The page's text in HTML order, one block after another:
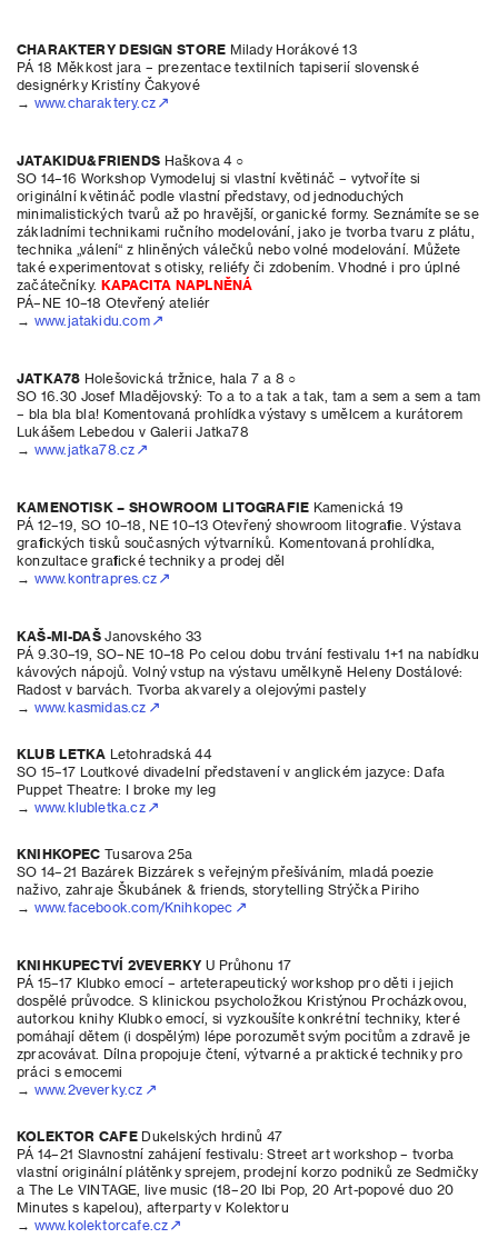
CHARAKTERY DESIGN STORE Milady Horákové 13
PÁ 18 Měkkost jara – prezentace textilních tapiserií slovenské
designérky Kristíny Čakyové
→ www.charaktery.cz
JATAKIDU&FRIENDSHaškova 4 ○
SO 14–16 Workshop Vymodeluj si vlastní květináč – vytvoříte si
originální květináč podle vlastní představy, od jednoduchých
minimalistických tvarů až po hravější, organické formy. Seznámíte se se
základními technikami ručního modelování, jako je tvorba tvaru z plátu,
technika „válení“ z hliněných válečků nebo volné modelování. Můžete
také experimentovat s otisky, reliéfy či zdobením. Vhodné i pro úplné
začátečníky. KAPACITA NAPLNĚNÁ
PÁ–NE 10–18 Otevřený ateliér
→ www.jatakidu.com
JATKA78 Holešovická tržnice, hala 7 a 8 ○
SO 16.30 Josef Mladějovský: To a to a tak a tak, tam a sem a sem a tam
– bla bla bla! Komentovaná prohlídka výstavy s umělcem a kurátorem
Lukášem Lebedou v Galerii Jatka78
→ www.jatka78.cz
KAMENOTISK – SHOWROOM LITOGRAFIE Kamenická 19
PÁ 12–19, SO 10–18, NE 10–13 Otevřený showroom litografie. Výstava
grafických tisků současných výtvarníků. Komentovaná prohlídka,
konzultace grafické techniky a prodej děl
→ www.kontrapres.cz
KAŠ-MI-DAŠJanovského 33
PÁ 9.30–19, SO–NE 10–18 Po celou dobu trvání festivalu 1+1 na nabídku
kávových nápojů. Volný vstup na výstavu umělkyně Heleny Dostálové:
Radost v barvách. Tvorba akvarely a olejovými pastely
→ www.kasmidas.cz
KLUB LETKA Letohradská 44
SO 15–17 Loutkové divadelní představení v anglickém jazyce: Dafa
Puppet Theatre: I broke my leg
→ www.klubletka.cz
KNIHKOPEC Tusarova 25a
SO 14–21 Bazárek Bizzárek s veřejným přešíváním, mladá poezie
naživo, zahraje Škubánek & friends, storytelling Strýčka Piriho
→ www.facebook.com/Knihkopec
KNIHKUPECTVÍ 2VEVERKY U Průhonu 17
PÁ 15–17 Klubko emocí – arteterapeutický workshop pro děti i jejich
dospělé průvodce. S klinickou psycholožkou Kristýnou Procházkovou,
autorkou knihy Klubko emocí, si vyzkoušíte konkrétní techniky, které
pomáhají dětem (i dospělým) lépe porozumět svým pocitům a zdravě je
zpracovávat. Dílna propojuje čtení, výtvarné a praktické techniky pro
práci s emocemi
→ www.2veverky.cz
KOLEKTOR CAFEDukelských hrdinů 47
PÁ 14–21 Slavnostní zahájení festivalu: Street art workshop – tvorba
vlastní originální plátěnky sprejem, prodejní korzo podniků ze Sedmičky
a The Le VINTAGE, live music (18–20 Ibi Pop, 20 Art-popové duo 20
Minutes s kapelou), afterparty v Kolektoru
→ www.kolektorcafe.cz